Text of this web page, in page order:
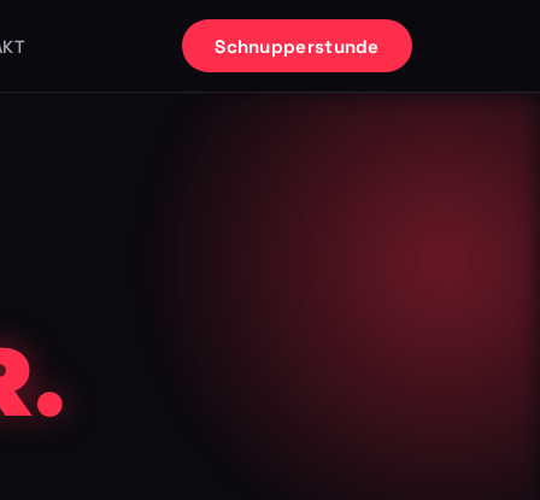
Schnupperstunde